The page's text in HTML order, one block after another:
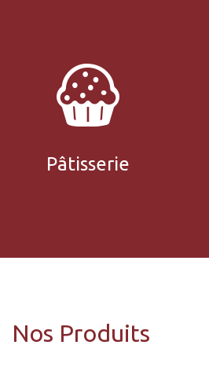
Pâtisserie
Voir Toute La
Gamme
Nos Produits